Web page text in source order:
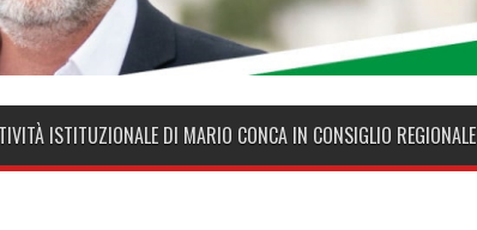
ISTITUZIONALE DI MARIO CONCA IN CONSIGLIO REGIONALE